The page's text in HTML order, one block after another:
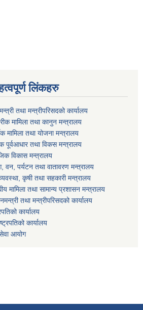
लिंकहरु
तथा मन्त्रीपरिसदको कार्यालय
मामिला तथा कानुन मन्त्रालय
मामिला तथा योजना मन्त्रालय
पूर्वआधार तथा विकस मन्त्रालय
विकास मन्त्रालय
वन, पर्यटन तथा वातावरण मन्त्रालय
कृषी तथा सहकारी मन्त्रालय
मामिला तथा सामान्य प्रशासन मन्त्रालय
तथा मन्त्रीपरिसदको कार्यालय
कार्यालय
कार्यालय
आयोग